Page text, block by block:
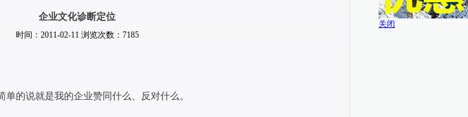
企业文化诊断定位
时间：2011-02-11 浏览次数：7185
的说就是我的企业赞同什么、反对什么。
关闭